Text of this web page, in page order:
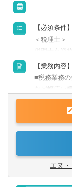
【必須条件】
＜税理士＞
税理士有資
※税理士・
＜税務スタ
税理士・会
※将来的に
【求める人
■自ら進ん
■知識やノ
■税務業務
【業務内容】
■税務業務
など幅広い
【具体的に
■月次監査
■資金改善
■経理事務
エヌ